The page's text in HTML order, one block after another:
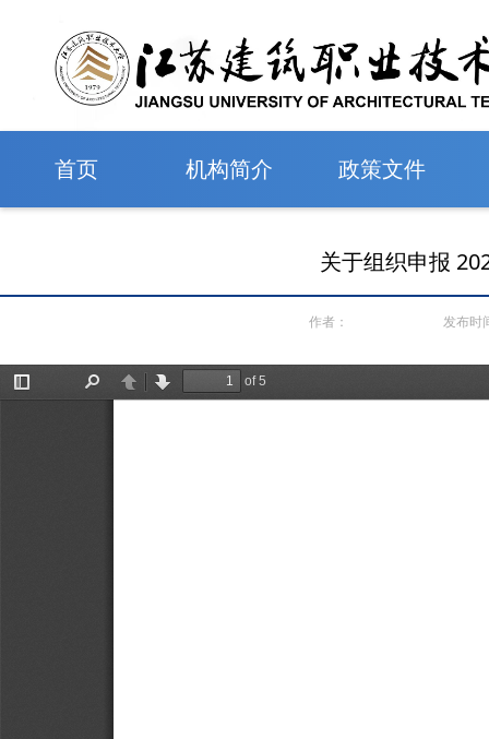
首页 机构简介 政策文件
关于组织申报
作者： 发布时